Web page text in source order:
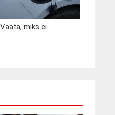
Vaata, miks ei...